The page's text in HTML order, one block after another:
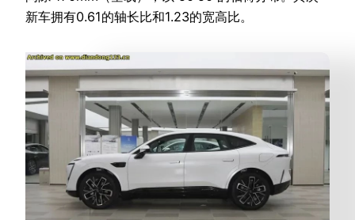
新车拥有0.61的轴长比和1.23的宽高比。